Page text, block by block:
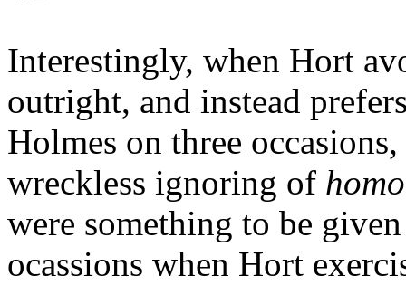
Interestingly, when Hort
outright, and instead
Holmes on three
wreckless ignoring of
were something to be
ocassions when Hort